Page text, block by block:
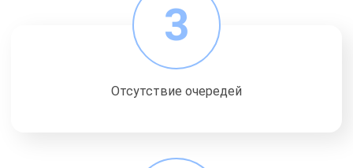
3
Отсутствие очередей